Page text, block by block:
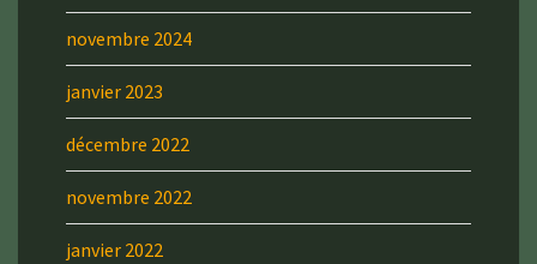
novembre 2024
janvier 2023
décembre 2022
novembre 2022
janvier 2022